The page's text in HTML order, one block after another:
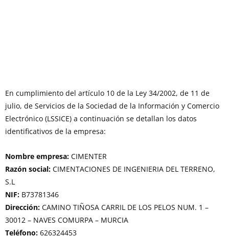
En cumplimiento del artículo 10 de la Ley 34/2002, de 11 de
julio, de Servicios de la Sociedad de la Información y Comercio
Electrónico (LSSICE) a continuación se detallan los datos
identificativos de la empresa:
Nombre empresa: CIMENTER
Razón social: CIMENTACIONES DE INGENIERIA DEL TERRENO,
S.L
NIF: B73781346
Dirección: CAMINO TIÑOSA CARRIL DE LOS PELOS NUM. 1 –
30012 – NAVES COMURPA – MURCIA
Teléfono: 626324453